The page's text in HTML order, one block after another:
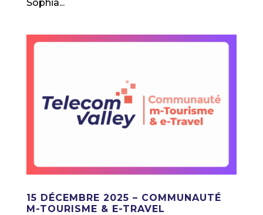
Sophia...
15 DÉCEMBRE 2025 – COMMUNAUTÉ
M-TOURISME & E-TRAVEL